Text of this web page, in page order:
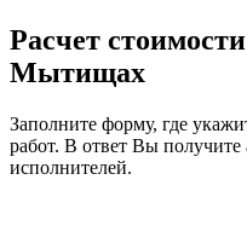
Расчет
Мытищах
Заполните форму, где
работ. В ответ Вы
исполнителей.